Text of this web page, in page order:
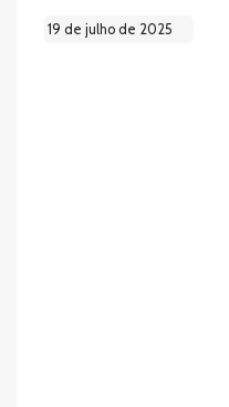
19 de julho de 2025